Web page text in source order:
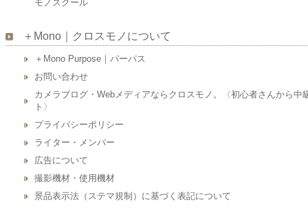
モノスクール
＋Mono｜クロスモノについて
＋Mono Purpose｜パーパス
お問い合わせ
カメラブログ・Webメディアならクロスモノ。〈初心者さんから
ト〉
プライバシーポリシー
ライター・メンバー
広告について
撮影機材・使用機材
景品表示法（ステマ規制）に基づく表記について